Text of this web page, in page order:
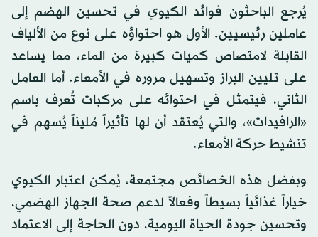
يُرجع الباحثون فوائد الكيوي في تحسين الهضم إلى
عاملين رئيسيين. الأول هو احتواؤه على نوع من الألياف
القابلة لامتصاص كميات كبيرة من الماء، مما يساعد
على تليين البراز وتسهيل مروره في الأمعاء. أما العامل
الثاني، فيتمثل في احتوائه على مركبات تُعرف باسم
«الرافيدات»، والتي يُعتقد أن لها تأثيراً مُليناً يُسهم في
تنشيط حركة الأمعاء.
وبفضل هذه الخصائص مجتمعة، يُمكن اعتبار الكيوي
خياراً غذائياً بسيطاً وفعالاً لدعم صحة الجهاز الهضمي،
وتحسين جودة الحياة اليومية، دون الحاجة إلى الاعتماد